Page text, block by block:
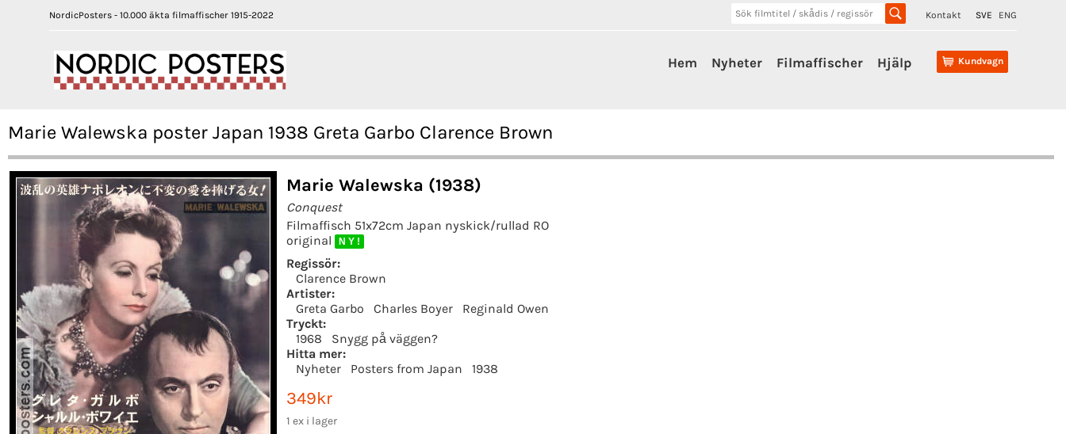
NordicPosters - 10.000 äkta filmaffischer 1915-2022 Kontakt SVE ENG
Kundvagn
Hem Nyheter Filmaffischer Hjälp
Marie Walewska poster Japan 1938 Greta Garbo Clarence Brown
Marie Walewska (1938)
Conquest
Filmaffisch 51x72cm Japan nyskick/rullad RO
original
N Y !
Regissör:
Clarence Brown
Artister:
Greta Garbo
Charles Boyer
Reginald Owen
Tryckt:
1968
Snygg på väggen?
Hitta mer:
Nyheter
Posters from Japan 1938
349kr
1 ex i lager